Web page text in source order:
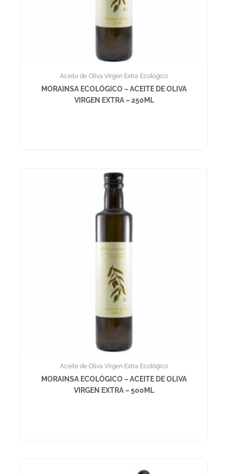
Aceite de Oliva Virgen Extra Ecológico
MORAINSA ECOLÓGICO – ACEITE DE OLIVA
VIRGEN EXTRA – 250ML
Aceite de Oliva Virgen Extra Ecológico
MORAINSA ECOLÓGICO – ACEITE DE OLIVA
VIRGEN EXTRA – 500ML